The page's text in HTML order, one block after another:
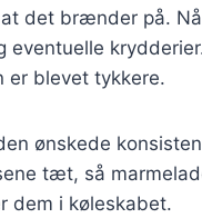
det brænder på.
eventuelle
er blevet tykkere.
ønskede
tæt, så
dem i køleskabet.